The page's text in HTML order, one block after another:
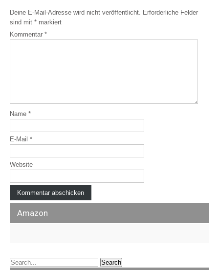
Deine E-Mail-Adresse wird nicht veröffentlicht. Erforderliche Felder
sind mit * markiert
Kommentar *
Name *
E-Mail *
Website
Amazon